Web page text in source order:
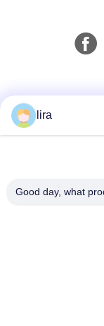
주소
lira
Good day, what